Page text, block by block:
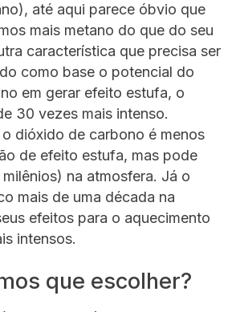
até aqui parece óbvio que
mais metano do que do seu
característica que precisa ser
como base o potencial do
em gerar efeito estufa, o
30 vezes mais intenso.
o dióxido de carbono é menos
de efeito estufa, mas pode
na atmosfera. Já o
mais de uma década na
efeitos para o aquecimento
intensos.
que escolher?